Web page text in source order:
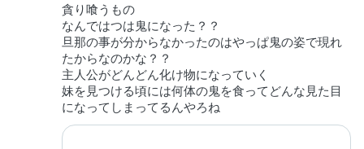
貪り喰うもの
なんではつは鬼になった？？
旦那の事が分からなかったのはやっぱ鬼の姿で現れ
たからなのかな？？
主人公がどんどん化け物になっていく
妹を見つける頃には何体の鬼を食ってどんな見た目
になってしまってるんやろね